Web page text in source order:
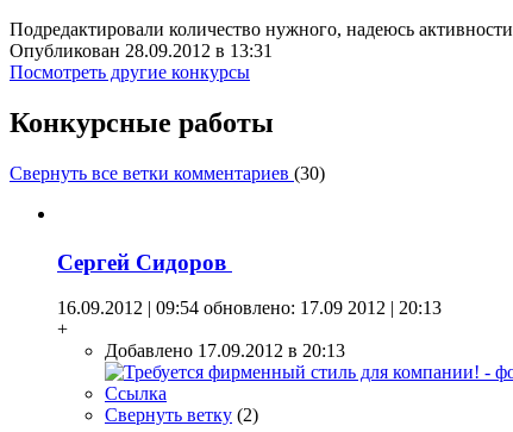
Подредактировали количество нужного, надеюсь
Опубликован 28.09.2012 в 13:31
Посмотреть другие конкурсы
Конкурсные работы
Свернуть все ветки комментариев (30)
Сергей Сидоров
16.09.2012 | 09:54 обновлено: 17.09 2012 | 20:13
+
Добавлено 17.09.2012 в 20:13
Ссылка
Свернуть ветку (2)